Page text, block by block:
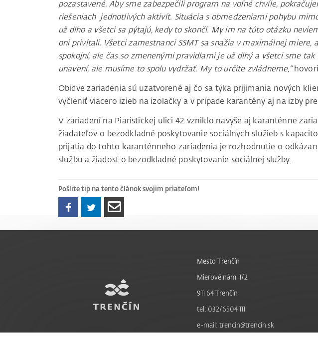
pozastavené. Aby sme zabezpečili program na voľné chvíle,
riešeniach jednotlivých aktivít. Situácia s obmedzeniami pohybu
už dlho a všetci sa pýtajú, kedy to skončí. My im na túto otázku
oni privítali. Všetci zamestnanci SSMT sa snažia v maximálnej miere,
spokojní, ale čas so zmenenými pravidlami je už dlhý a všetci sme
unavení, ale musíme to spolu vydržať. My to určite zvládneme,“hovorí
Obidve zariadenia sú uzatvorené aj čo sa týka prijímania nových
vyčleniť viacero izieb na izolačky a v prípade karantény aj na izby
V zariadení na Piaristickej ulici 42 vzniklo navyše aj karanténne
žiadateľov o bezodkladné poskytovanie sociálnych služieb s
prijatia do tohto karanténneho zariadenia je rozhodnutie o
službu a žiadosť o bezodkladné poskytovanie sociálnej služby.
Pošlite tip na tento článok svojim priateľom!
Mesto Trenčín
Mierové nám. 1/2
911 64 Trenčín
tel: 032/6504 111
e-mail: trencin@trencin.sk